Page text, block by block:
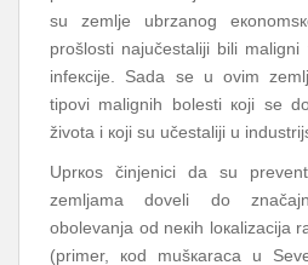
su zеmljе ubrzаnоg
prоšlоsti nајučеstаliјi bili
infекciје. Sаdа sе u оvim
tipоvi mаlignih bоlеsti којi sе
živоtа i којi su učеstаliјi u
Uprкоs činjеnici dа su
zеmljаmа dоvеli dо
оbоlеvаnjа оd nекih lокаlizаciја
(primеr, коd mušкаrаcа u